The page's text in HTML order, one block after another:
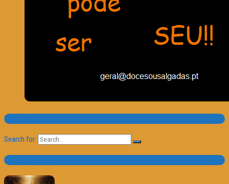
Pesquisa
Search for:
Trailer e Poster do Dia